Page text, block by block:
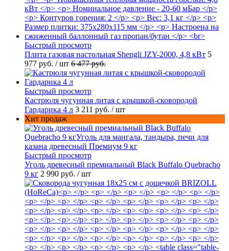
Быстрый просмотр
Плита газовая настольная Shengli JZY-2000, 4,8 кВт 5
977 руб. / шт 6 477 руб.
Быстрый просмотр
Кастрюля чугунная литая с крышкой-сковородой
Гардарика 4 л 3 211 руб. / шт
Хит продаж
Быстрый просмотр
Уголь древесный премиальный Black Buffalo Quebracho
9 кг 2 990 руб. / шт